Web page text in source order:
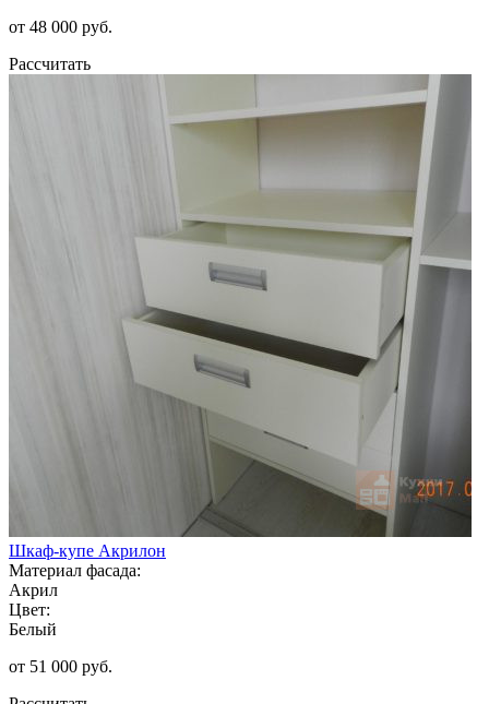
от 48 000 руб.
Рассчитать
Шкаф-купе Акрилон
Материал фасада:
Акрил
Цвет:
Белый
от 51 000 руб.